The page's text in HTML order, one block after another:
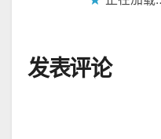
发表评论